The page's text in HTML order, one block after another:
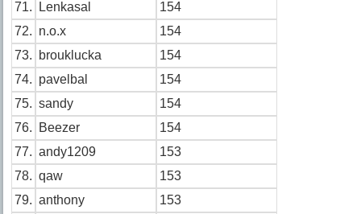
71.
Lenkasal
154
72. n.o.x
154
73.
brouklucka
154
74. pavelbal
154
75. sandy
154
76.
Beezer
154
77. andy1209
153
78. qaw
153
79. anthony
153